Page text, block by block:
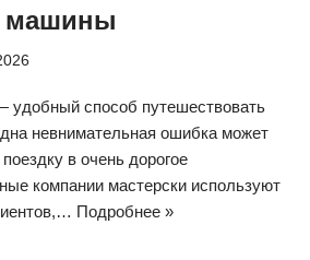
машины
удобный способ путешествовать
невнимательная ошибка может
в очень дорогое
компании мастерски используют
Подробнее »